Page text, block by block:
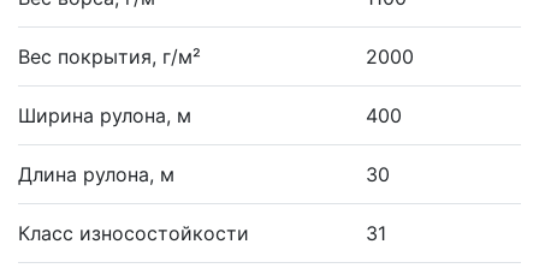
Вес покрытия, г/м² 2000
Ширина рулона, м 400
Длина рулона, м 30
Класс износостойкости 31